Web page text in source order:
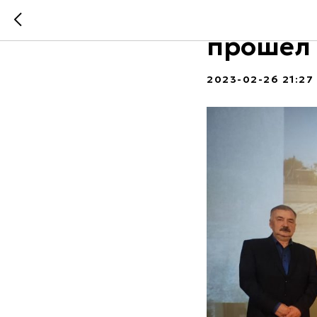
Показ
прошел
2023-02-26 21:27